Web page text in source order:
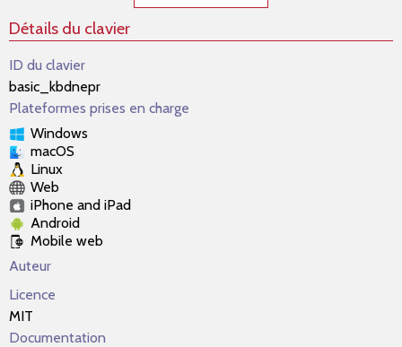
Détails du clavier
ID du clavier
basic_kbdnepr
Plateformes prises en charge
Windows
macOS
Linux
Web
iPhone and iPad
Android
Mobile web
Auteur
Licence
MIT
Documentation